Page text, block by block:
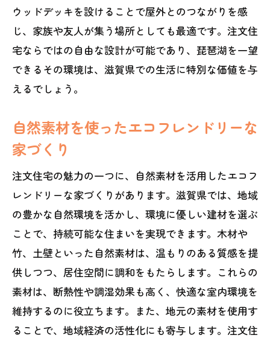
四季を楽しむための庭デザインと注文住宅の
特徴
季節ごとの彩りを楽しむ植栽計画
アウトドアリビングを充実させる庭の工
夫
庭でのバーベキューを快適にする設備
自然光を活かした庭のデザイン
地域の気候に適した注文住宅の設計ポイント
湿度対策に優れた構造の選び方
断熱性を高めるための壁材選び
快適な室温を保つ換気システムの導入
季節の変化に対応する窓の選定
耐風性を考慮した屋根の形状
地域の気候特性を踏まえた素材の選択
滋賀県での注文住宅選びの基本的なステップ
ウッドデッキを設けることで屋外とのつながりを感
じ、家族や友人が集う場所としても最適です。注文住
宅ならではの自由な設計が可能であり、琵琶湖を一望
できるその環境は、滋賀県での生活に特別な価値を与
えるでしょう。
自然素材を使ったエコフレンドリーな
家づくり
注文住宅の魅力の一つに、自然素材を活用したエコフ
レンドリーな家づくりがあります。滋賀県では、地域
の豊かな自然環境を活かし、環境に優しい建材を選ぶ
ことで、持続可能な住まいを実現できます。木材や
竹、土壁といった自然素材は、温もりのある質感を提
供しつつ、居住空間に調和をもたらします。これらの
素材は、断熱性や調湿効果も高く、快適な室内環境を
維持するのに役立ちます。また、地元の素材を使用す
ることで、地域経済の活性化にも寄与します。注文住